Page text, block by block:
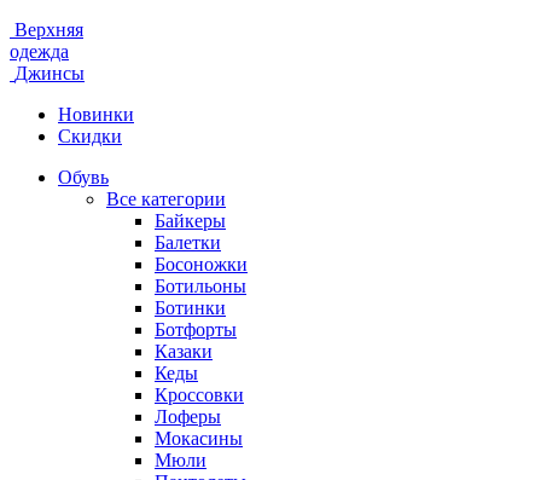
Верхняя
одежда
Джинсы
Новинки
Скидки
Обувь
Все категории
Байкеры
Балетки
Босоножки
Ботильоны
Ботинки
Ботфорты
Казаки
Кеды
Кроссовки
Лоферы
Мокасины
Мюли